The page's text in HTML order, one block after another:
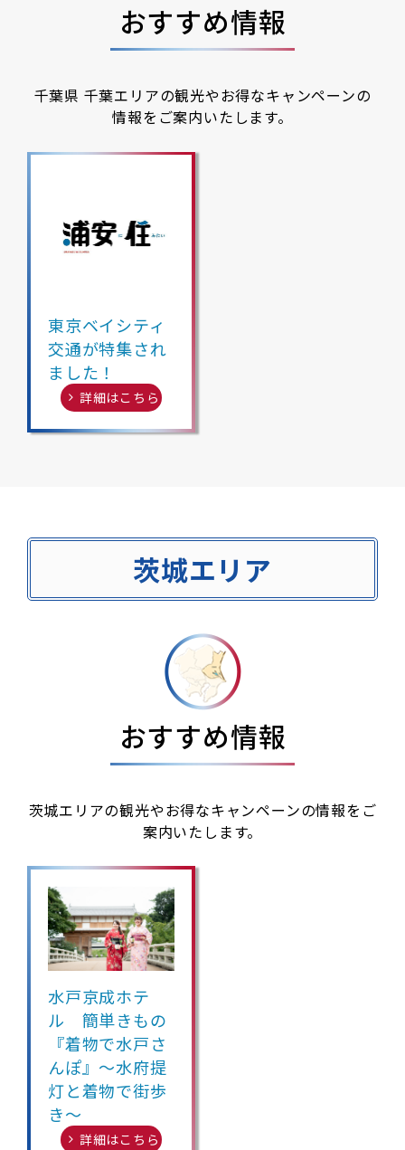
おすすめ情報
千葉県 千葉エリアの観光やお得なキャンペーンの
情報をご案内いたします。
東京ベイシティ
交通が特集され
ました！
詳細はこちら
茨城エリア
おすすめ情報
茨城エリアの観光やお得なキャンペーンの情報をご
案内いたします。
水戸京成ホテ
ル 簡単きもの
『着物で水戸さ
んぽ』～水府提
灯と着物で街歩
き～
詳細はこちら